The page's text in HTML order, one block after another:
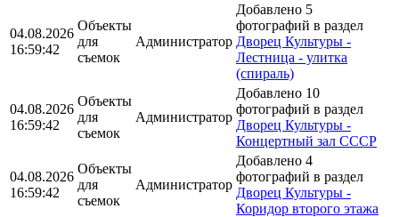
04.08.2026
16:59:42
Объекты
для
съемок
Администратор
Добавлено 5
фотографий в раздел
Дворец Культуры -
Лестница - улитка
(спираль)
04.08.2026
16:59:42
Объекты
для
съемок
Администратор
Добавлено 10
фотографий в раздел
Дворец Культуры -
Концертный зал СССР
04.08.2026
16:59:42
Объекты
для
съемок
Администратор
Добавлено 4
фотографий в раздел
Дворец Культуры -
Коридор второго этажа